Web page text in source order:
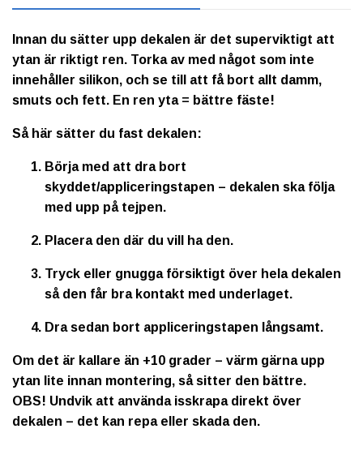
Innan du sätter upp dekalen är det superviktigt att
ytan är riktigt ren. Torka av med något som inte
innehåller silikon, och se till att få bort allt damm,
smuts och fett. En ren yta = bättre fäste!
Så här sätter du fast dekalen:
Börja med att dra bort
skyddet/appliceringstapen – dekalen ska följa
med upp på tejpen.
Placera den där du vill ha den.
Tryck eller gnugga försiktigt över hela dekalen
så den får bra kontakt med underlaget.
Dra sedan bort appliceringstapen långsamt.
Om det är kallare än +10 grader – värm gärna upp
ytan lite innan montering, så sitter den bättre.
OBS! Undvik att använda isskrapa direkt över
dekalen – det kan repa eller skada den.